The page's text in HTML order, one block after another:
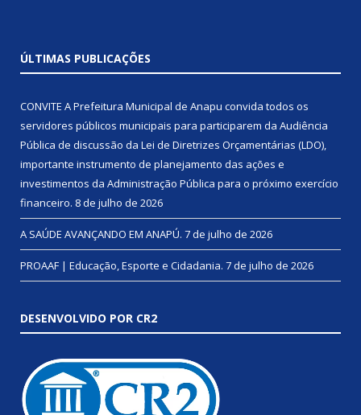
ÚLTIMAS PUBLICAÇÕES
CONVITE A Prefeitura Municipal de Anapu convida todos os
servidores públicos municipais para participarem da Audiência
Pública de discussão da Lei de Diretrizes Orçamentárias (LDO),
importante instrumento de planejamento das ações e
investimentos da Administração Pública para o próximo exercício
financeiro. 8 de julho de 2026
A SAÚDE AVANÇANDO EM ANAPÚ. 7 de julho de 2026
PROAAF | Educação, Esporte e Cidadania. 7 de julho de 2026
DESENVOLVIDO POR CR2